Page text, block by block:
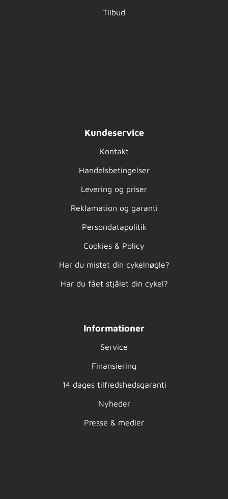
Tilbud
Kundeservice
Kontakt
Handelsbetingelser
Levering og priser
Reklamation og garanti
Persondatapolitik
Cookies & Policy
Har du mistet din cykelnøgle?
Har du fået stjålet din cykel?
Informationer
Service
Finansiering
14 dages tilfredshedsgaranti
Nyheder
Presse & medier